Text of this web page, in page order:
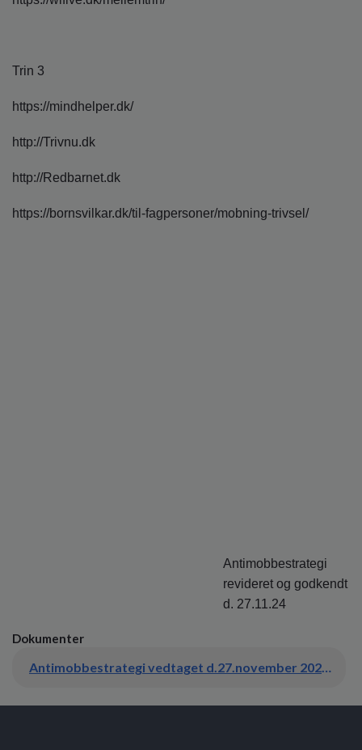
Trin 3
https://mindhelper.dk/
http://Trivnu.dk
http://Redbarnet.dk
https://bornsvilkar.dk/til-fagpersoner/mobning-trivsel/
Antimobbestrategi
revideret og godkendt
d. 27.11.24
Dokumenter
Antimobbestrategi vedtaget d.27.november 2024.pdf